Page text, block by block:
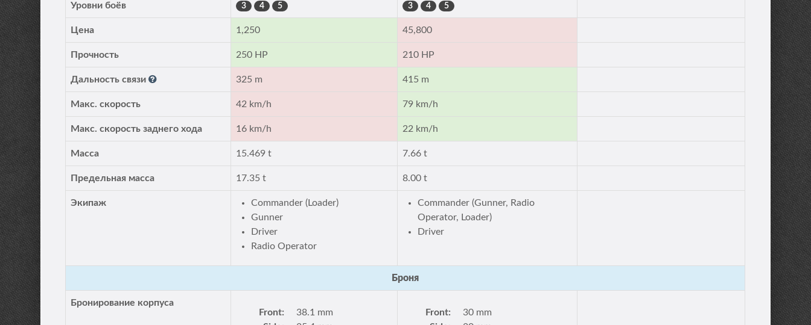
Уровни боёв 3 4 5 3 4 5
Цена 1,250 45,800
Прочность 250 HP 210 HP
Дальность связи 325 m 415 m
Макс. скорость 42 km/h 79 km/h
Макс. скорость заднего хода 16 km/h 22 km/h
Масса 15.469 t 7.66 t
Предельная масса 17.35 t 8.00 t
Экипаж
Commander (Loader)
Gunner
Driver
Radio Operator
Commander (Gunner, Radio
Operator, Loader)
Driver
Броня
Бронирование корпуса
Front:
38.1 mm
Front:
30 mm